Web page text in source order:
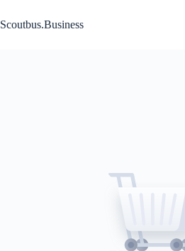
Inhalt
springen
Scoutbus.Business